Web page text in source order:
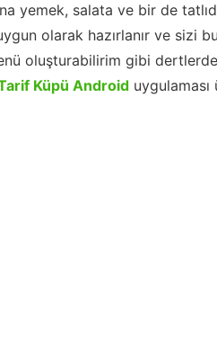
yemek, salata ve bir de
olarak hazırlanır ve sizi
oluşturabilirim gibi
Küpü Android